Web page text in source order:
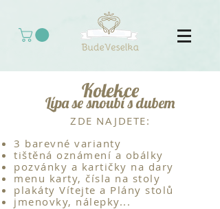
Kolekce
Lípa se snoubí s dubem
ZDE NAJDETE:
3 barevné varianty
tištěná oznámení a obálky
pozvánky a kartičky na dary
menu karty, čísla na stoly
plakáty Vítejte a Plány stolů
jmenovky, nálepky...